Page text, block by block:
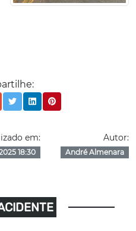
em:
18:30
Autor:
André Almenara